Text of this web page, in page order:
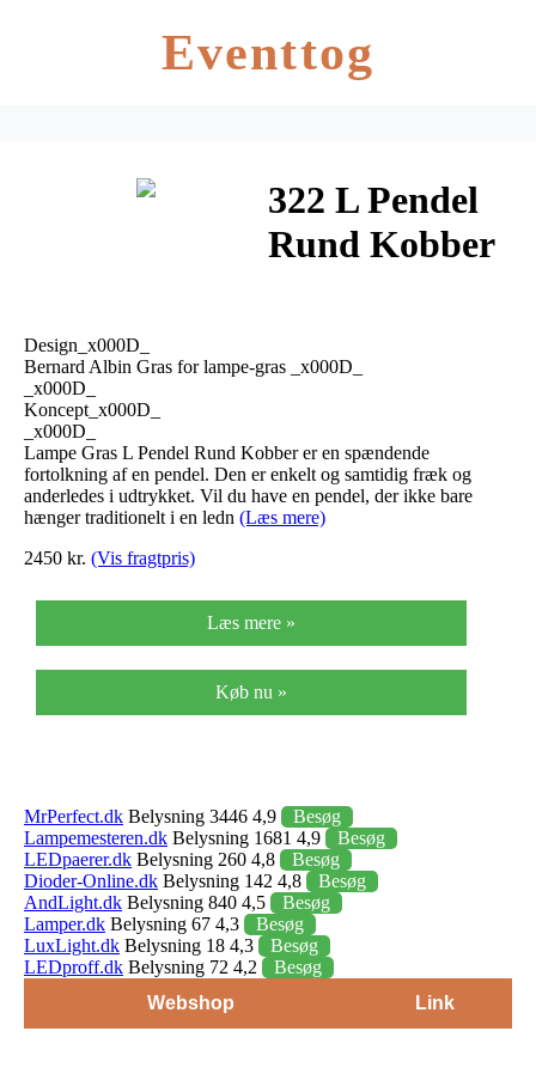
Eventtog
322 L Pendel
Rund Kobber
Design_x000D_
Bernard Albin Gras for lampe-gras _x000D_
_x000D_
Koncept_x000D_
_x000D_
Lampe Gras L Pendel Rund Kobber er en spændende
fortolkning af en pendel. Den er enkelt og samtidig fræk og
anderledes i udtrykket. Vil du have en pendel, der ikke bare
hænger traditionelt i en ledn (Læs mere)
2450 kr. (Vis fragtpris)
Læs mere »
Køb nu »
MrPerfect.dk Belysning 3446 4,9
Besøg
Lampemesteren.dk Belysning 1681 4,9
Besøg
LEDpaerer.dk Belysning 260 4,8
Besøg
Dioder-Online.dk Belysning 142 4,8
Besøg
AndLight.dk Belysning 840 4,5
Besøg
Lamper.dk Belysning 67 4,3
Besøg
LuxLight.dk Belysning 18 4,3
Besøg
LEDproff.dk Belysning 72 4,2
Besøg
Webshop
Link